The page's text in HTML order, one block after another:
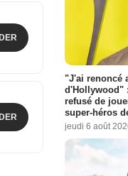
"J'ai renoncé
d'Hollywood"
refusé de
super-héros
jeudi 6 août